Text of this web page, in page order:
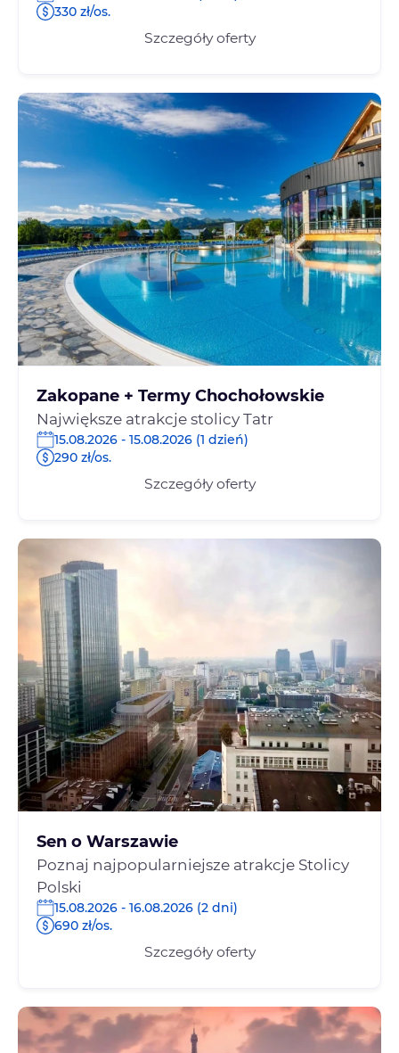
330 zł/os.
Szczegóły oferty
Zakopane + Termy Chochołowskie
Największe atrakcje stolicy Tatr
15.08.2026 - 15.08.2026 (1 dzień)
290 zł/os.
Szczegóły oferty
Sen o Warszawie
Poznaj najpopularniejsze atrakcje Stolicy
Polski
15.08.2026 - 16.08.2026 (2 dni)
690 zł/os.
Szczegóły oferty